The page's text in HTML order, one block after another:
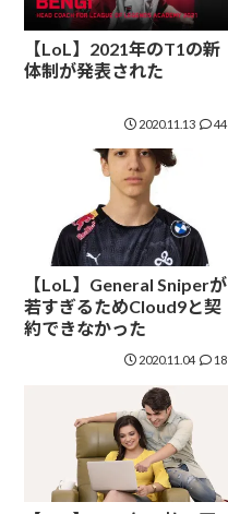
【LoL】2021年のT1の新
体制が発表された
2020.11.13 44
【LoL】General Sniperが
若すぎるためCloud9と契
約できなかった
2020.11.04 18